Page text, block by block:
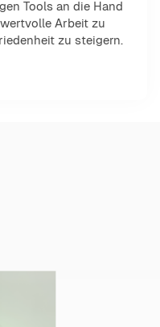
Tools an die Hand
Arbeit zu
zu steigern.